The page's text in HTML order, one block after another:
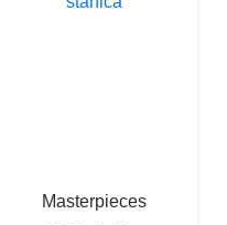
Masterpieces